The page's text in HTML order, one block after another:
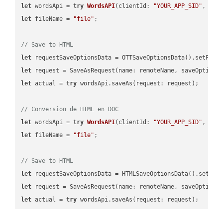
let wordsApi = try WordsAPI( clientId: "YOUR_APP_SID" ,
let fileName = "file" ;
// Save to HTML
let requestSaveOptionsData =
let request = SaveAsRequest(name: remoteName,
let actual = try wordsApi.saveAs(request: request);
// Conversion de HTML en DOC
let wordsApi = try WordsAPI( clientId: "YOUR_APP_SID" ,
let fileName = "file" ;
// Save to HTML
let requestSaveOptionsData =
let request = SaveAsRequest(name: remoteName,
let actual = try